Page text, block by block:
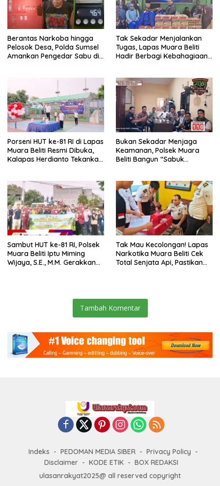
Berantas Narkoba hingga
Pelosok Desa, Polda Sumsel
Amankan Pengedar Sabu di
Tak Sekadar Menjalankan
Tugas, Lapas Muara Beliti
Hadir Berbagi Kebahagiaan
Porseni HUT ke-81 RI di Lapas
Muara Beliti Resmi Dibuka,
Kalapas Herdianto Tekankan
Bukan Sekadar Menjaga
Keamanan, Polsek Muara
Beliti Bangun “Sabuk
Sambut HUT ke-81 RI, Polsek
Muara Beliti Iptu Miming
Wijaya, S.E., M.M. Gerakkan
Tak Mau Kecolongan! Lapas
Narkotika Muara Beliti Cek
Total Senjata Api, Pastikan
Tambah Komentar
Indeks PEDOMAN MEDIA SIBER
Privacy Policy
Disclaimer
KODE ETIK
BOX REDAKSI
ulasanrakyat2025@ all reserved copyright